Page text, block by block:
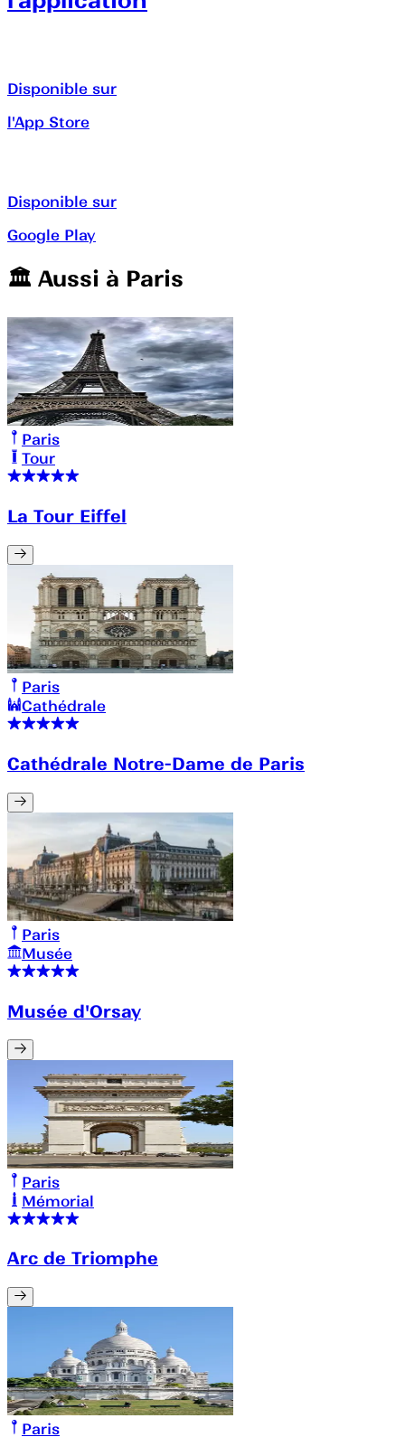
Disponible sur
l'App Store
Disponible sur
Google Play
🏛️️ Aussi à Paris
Paris
Tour
La Tour Eiffel
Paris
Cathédrale
Cathédrale Notre-Dame de Paris
Paris
Musée
Musée d'Orsay
Paris
Mémorial
Arc de Triomphe
Paris